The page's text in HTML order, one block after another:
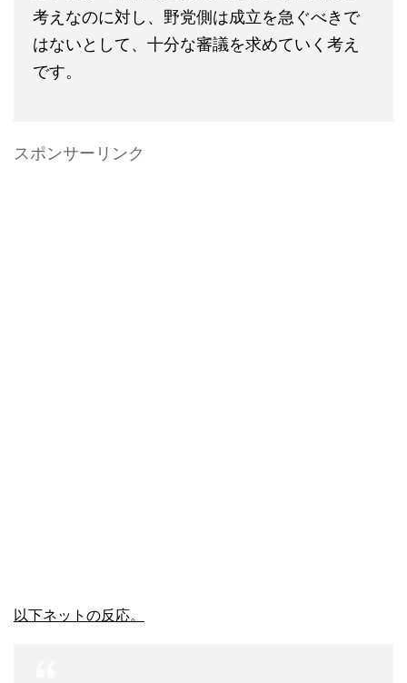
考えなのに対し、野党側は成立を急ぐべきで
はないとして、十分な審議を求めていく考え
です。
スポンサーリンク
以下ネットの反応。